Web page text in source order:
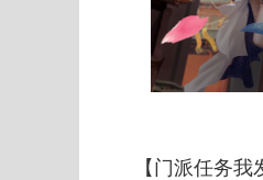
【门派任务